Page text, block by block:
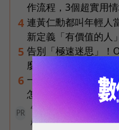
作流程，3個超實用
4 連黃仁勳都叫年輕人
新定義「有價值的人
5 告別「極速迷思」！
麼才是 5G 時代的好網
6 一張遺照「開口」說
怎麼做出AI告別式，
PR
告別極速迷思！台
標準